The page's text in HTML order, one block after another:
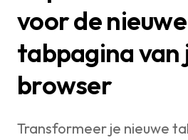
voor de nieuwe
tabpagina van
browser
Transformeer je nieuwe